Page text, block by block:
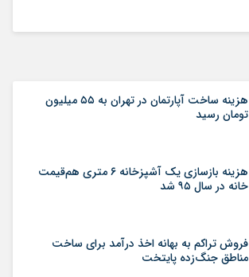
هزینه ساخت آپارتمان در تهران به ۵۵ میلیون
تومان رسید
هزینه بازسازی یک آشپزخانه ۶ متری هم‌قیمت
خانه در سال ۹۵ شد
فروش تراکم به بهانه اخذ درآمد برای ساخت
مناطق جنگ‌زده پایتخت